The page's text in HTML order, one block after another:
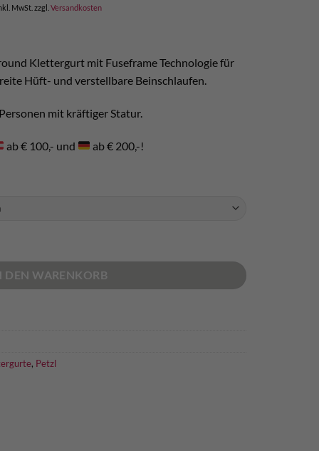
MwSt. zzgl. Versandkosten
Klettergurt mit Fuseframe Technologie für
Hüft- und verstellbare Beinschlaufen.
mit kräftiger Statur.
ab € 100,- und ab € 200,-!
DEN WARENKORB
, Petzl